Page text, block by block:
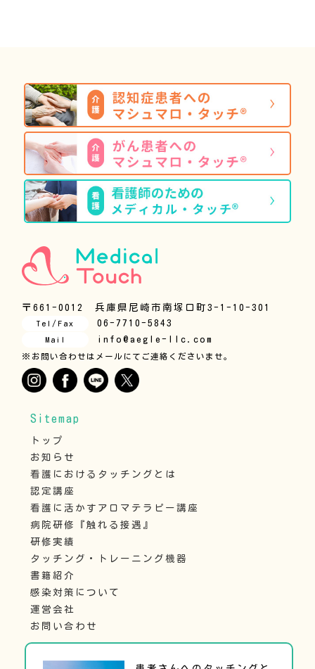
〒661-0012 兵庫県尼崎市南塚口町3-1-10-301
Tel/Fax 06-7710-5843
Mail info@aegle-llc.com
※お問い合わせはメールにてご連絡くださいませ。
Sitemap
トップ
お知らせ
看護におけるタッチングとは
認定講座
看護に活かすアロマテラピー講座
病院研修『触れる接遇』
研修実績
タッチング・トレーニング機器
書籍紹介
感染対策について
運営会社
お問い合わせ